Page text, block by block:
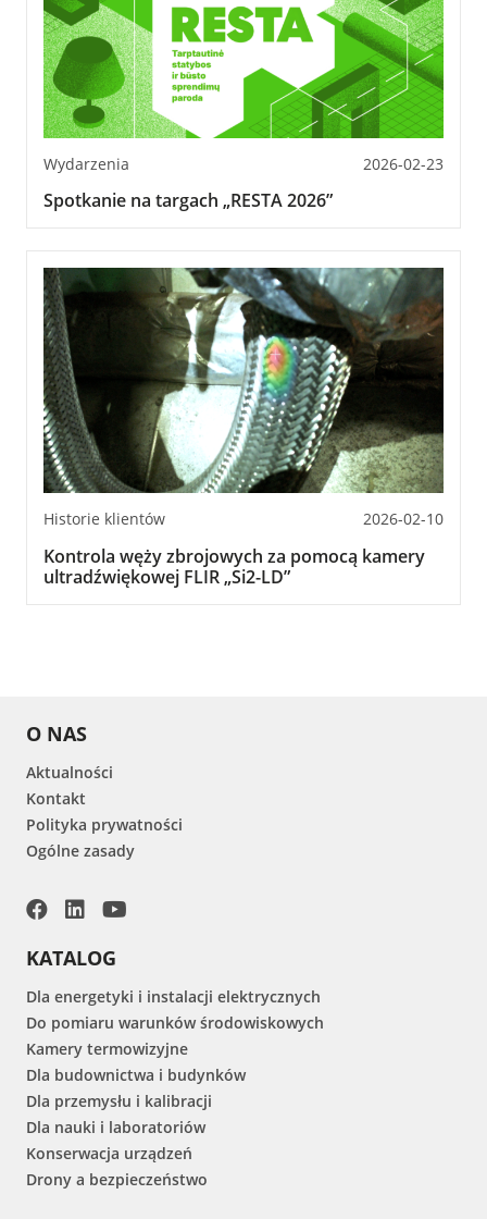
Wydarzenia 2026-02-23
Spotkanie na targach „RESTA 2026”
Historie klientów 2026-02-10
Kontrola węży zbrojowych za pomocą kamery
ultradźwiękowej FLIR „Si2-LD”
O NAS
Aktualności
Kontakt
Polityka prywatności
Ogólne zasady
KATALOG
Dla energetyki i instalacji elektrycznych
Do pomiaru warunków środowiskowych
Kamery termowizyjne
Dla budownictwa i budynków
Dla przemysłu i kalibracji
Dla nauki i laboratoriów
Konserwacja urządzeń
Drony a bezpieczeństwo